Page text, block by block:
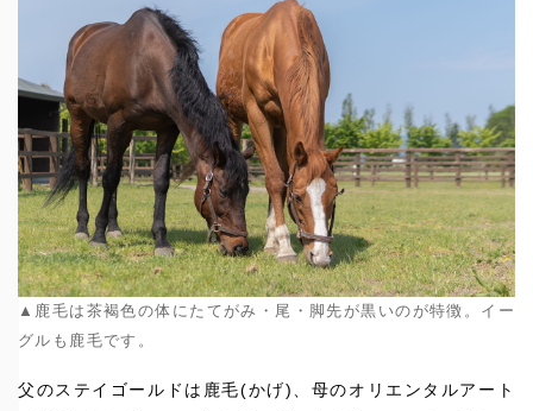
▲鹿毛は茶褐色の体にたてがみ・尾・脚先が黒いのが特徴。イー
グルも鹿毛です。
父のステイゴールドは鹿毛(かげ)、母のオリエンタルアート